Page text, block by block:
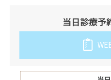
当日診療予